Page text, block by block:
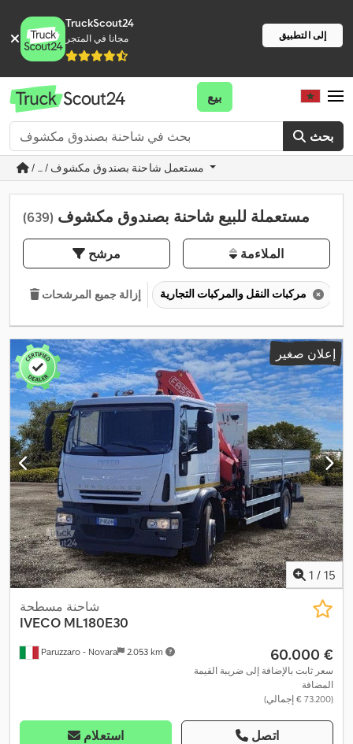
TruckScout24
مجانا في المتجر إلى التطبيق
بحث
بيع
مستعملة للبيع شاحنة بصندوق مكشوف (639)
مرشح الملاءمة
إزالة جميع المرشحات
إعلان صغير
1 / 15
Paruzzaro - Novara 2.053 km
شاحنة مسطحة
IVECO ML180E30
‏60.000 €
سعر ثابت بالإضافة إلى ضريبة القيمة
المضافة
(‏73.200 € إجمالي)
استعلام اتصل